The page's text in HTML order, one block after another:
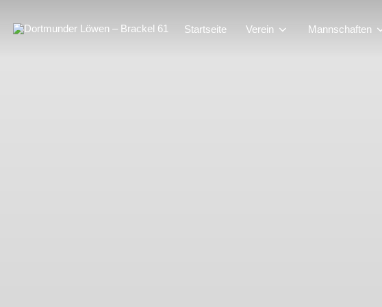
springen
Startseite Verein Mannschaften